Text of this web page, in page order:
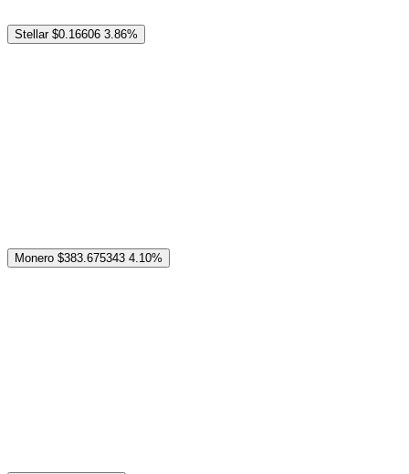
Stellar $0.16606 3.86%
Monero $383.675343 4.10%